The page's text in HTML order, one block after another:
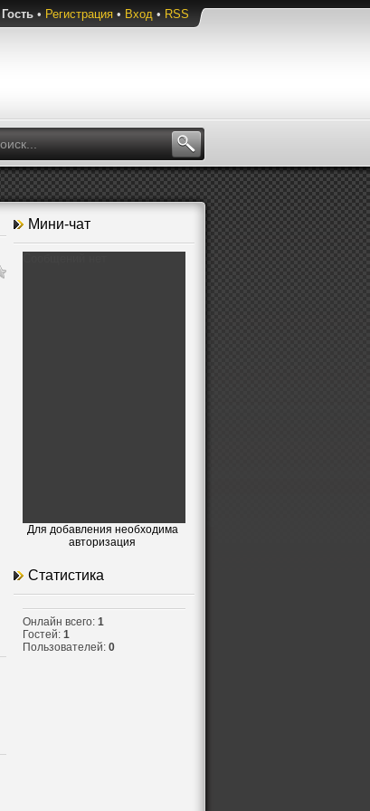
Гость • Регистрация • Вход • RSS
Мини-чат
Для добавления необходима
авторизация
Статистика
Онлайн всего: 1
Гостей: 1
Пользователей: 0